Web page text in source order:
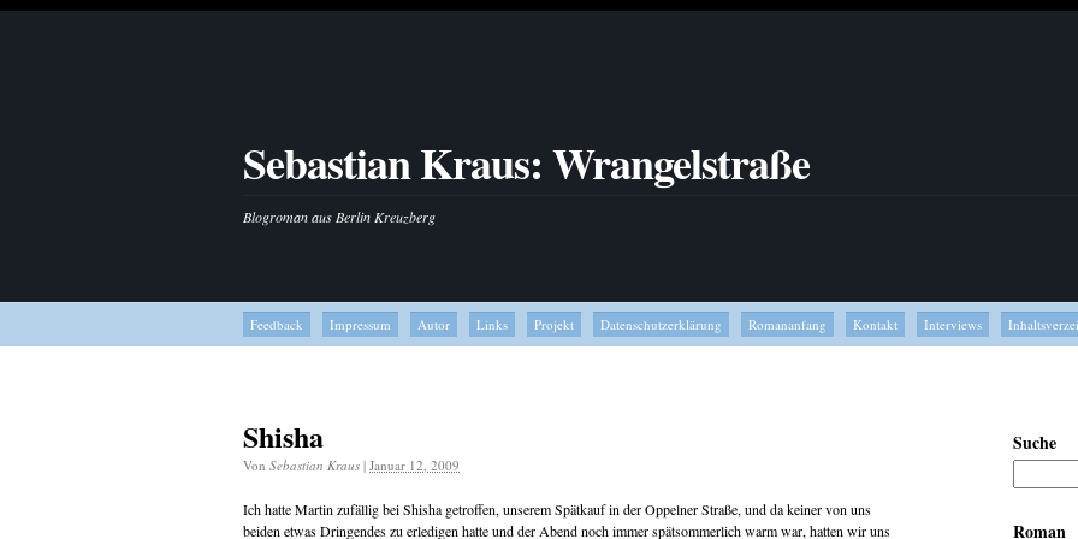
Sebastian Kraus: Wrangelstraße
Blogroman aus Berlin Kreuzberg
Feedback Impressum Autor Links Projekt Datenschutzerklärung Romananfang Kontakt Interviews
Shisha
Von Sebastian Kraus | Januar 12, 2009
Ich hatte Martin zufällig bei Shisha getroffen, unserem Spätkauf in der Oppelner Straße, und da keiner von uns
beiden etwas Dringendes zu erledigen hatte und der Abend noch immer spätsommerlich warm war, hatten wir uns
Suche
Roman